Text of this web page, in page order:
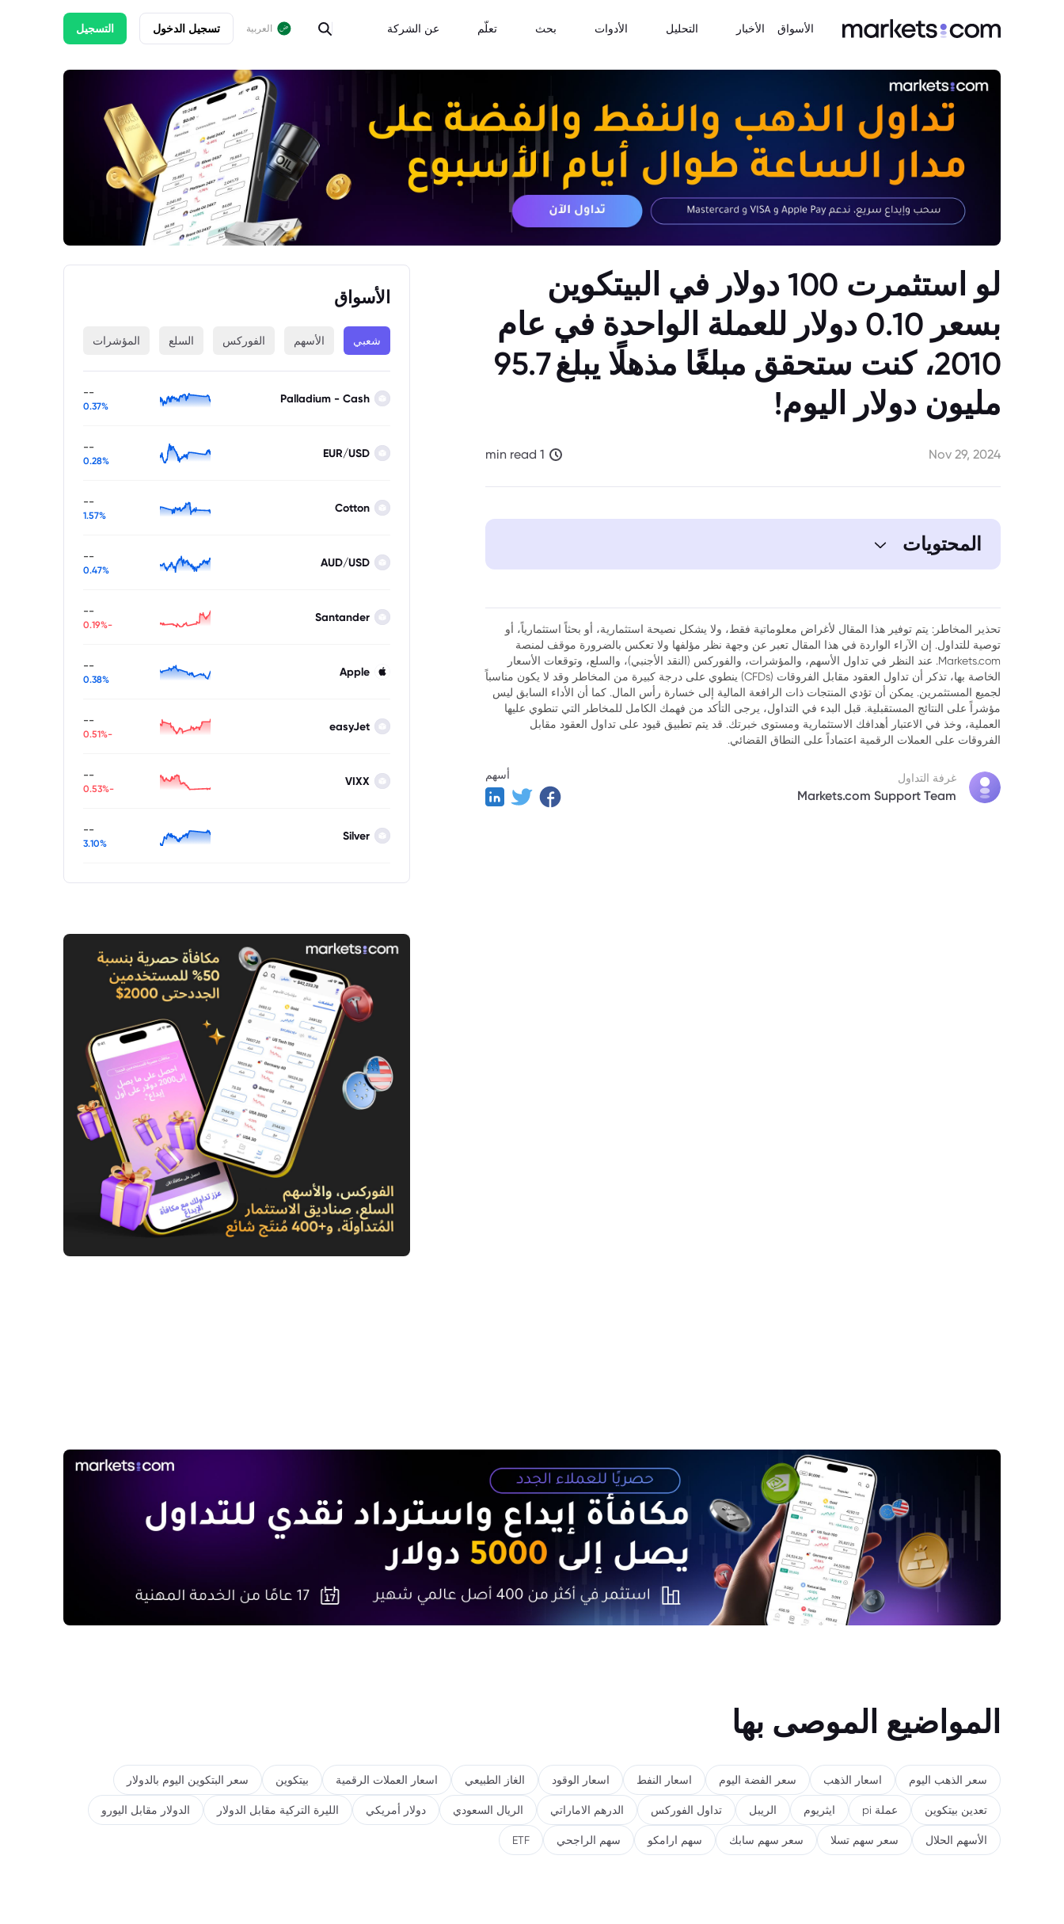
الأسواق الأخبار التحليل الأدوات بحث تعلّم عن الشركة العربية تسجيل الدخول التسجيل
لو استثمرت 100 دولار في البيتكوين
بسعر 0.10 دولار للعملة الواحدة في عام
2010، كنت ستحقق مبلغًا مذهلًا يبلغ 95.7
مليون دولار اليوم!
Nov 29, 2024
1 min read
المحتويات
تحذير المخاطر: يتم توفير هذا المقال لأغراض معلوماتية فقط، ولا يشكل نصيحة استثمارية، أو بحثاً استثمارياً، أو
توصية للتداول. إن الآراء الواردة في هذا المقال تعبر عن وجهة نظر مؤلفها ولا تعكس بالضرورة موقف لمنصة
Markets.com. عند النظر في تداول الأسهم، والمؤشرات، والفوركس (النقد الأجنبي)، والسلع، وتوقعات الأسعار
الخاصة بها، تذكر أن تداول العقود مقابل الفروقات (CFDs) ينطوي على درجة كبيرة من المخاطر وقد لا يكون مناسباً
لجميع المستثمرين. يمكن أن تؤدي المنتجات ذات الرافعة المالية إلى خسارة رأس المال. كما أن الأداء السابق ليس
مؤشراً على النتائج المستقبلية. قبل البدء في التداول، يرجى التأكد من فهمك الكامل للمخاطر التي تنطوي عليها
العملية، وخذ في الاعتبار أهدافك الاستثمارية ومستوى خبرتك. قد يتم تطبيق قيود على تداول العقود مقابل
الفروقات على العملات الرقمية اعتماداً على النطاق القضائي.
غرفة التداول
Markets.com Support Team
أسهم
الأسواق
شعبي الأسهم الفوركس السلع المؤشرات
Palladium - Cash
--
0.37%
EUR/USD
--
0.28%
Cotton
--
1.57%
AUD/USD
--
0.47%
Santander
--
-0.19%
Apple
--
0.38%
easyJet
--
-0.51%
VIXX
--
-0.53%
Silver
--
3.10%
المواضيع الموصى بها
سعر الذهب اليوم اسعار الذهب سعر الفضة اليوم اسعار النفط اسعار الوقود الغاز الطبيعي اسعار العملات الرقمية بيتكوين سعر البتكوين اليوم بالدولار
تعدين بيتكوين عملة pi ايثريوم الريبل تداول الفوركس الدرهم الاماراتي الريال السعودي دولار أمريكي الليرة التركية مقابل الدولار الدولار مقابل اليورو
الأسهم الحلال سعر سهم تسلا سعر سهم سابك سهم ارامكو سهم الراجحي ETF